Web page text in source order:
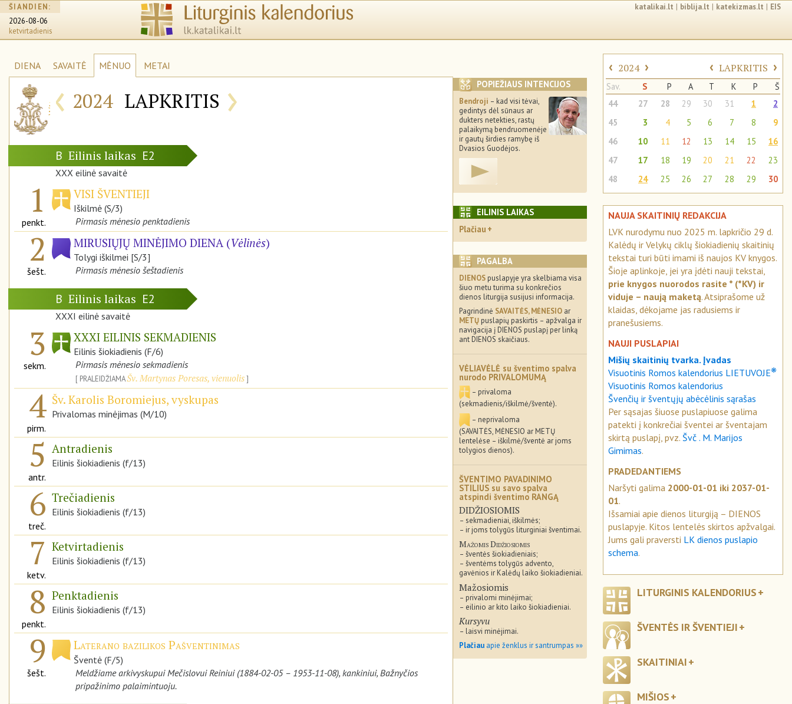
ŠIANDIEN:
2026-08-06
ketvirtadienis
katalikai.lt | biblija.lt | katekizmas.lt | EIS
DIENA SAVAITĖ MĖNUO METAI
‹ 2024 LAPKRITIS ›
B Eilinis laikas E2
XXX eilinė savaitė
1
penkt.
VISI ŠVENTIEJI
Iškilmė (S/3)
Pirmasis mėnesio penktadienis
2
šešt.
MIRUSIŲJŲ MINĖJIMO DIENA (Vėlinės)
Tolygi iškilmei [S/3]
Pirmasis mėnesio šeštadienis
B Eilinis laikas E2
XXXI eilinė savaitė
3
sekm.
XXXI EILINIS SEKMADIENIS
Eilinis šiokiadienis (F/6)
Pirmasis mėnesio sekmadienis
PRALEIDŽIAMAŠv. Martynas Poresas, vienuolis
4
pirm.
Šv. Karolis Boromiejus, vyskupas
Privalomas minėjimas (M/10)
5
antr.
Antradienis
Eilinis šiokiadienis (f/13)
6
treč.
Trečiadienis
Eilinis šiokiadienis (f/13)
7
ketv.
Ketvirtadienis
Eilinis šiokiadienis (f/13)
8
penkt.
Penktadienis
Eilinis šiokiadienis (f/13)
9
šešt.
Laterano bazilikos Pašventinimas
Šventė (F/5)
Meldžiame arkivyskupui Mečislovui Reiniui (1884-02-05 – 1953-11-08), kankiniui, Bažnyčios
pripažinimo palaimintuoju.
POPIEŽIAUS INTENCIJOS
Bendroji – kad visi tėvai,
gedintys dėl sūnaus ar
dukters netekties, rastų
palaikymą bendruomenėje
ir gautų širdies ramybę iš
Dvasios Guodėjos.
EILINIS LAIKAS
Plačiau
PAGALBA
DIENOS puslapyje yra skelbiama visa
šiuo metu turima su konkrečios
dienos liturgija susijusi informacija.
Pagrindinė SAVAITĖS, MĖNESIO ar
METŲ puslapių paskirtis – apžvalga ir
navigacija į DIENOS puslapį per linką
ant DIENOS skaičiaus.
VĖLIAVĖLĖ su šventimo spalva
nurodo PRIVALOMUMĄ
– privaloma
(sekmadienis/iškilmė/šventė).
– neprivaloma
(SAVAITĖS, MĖNESIO ar METŲ
lentelėse – iškilmė/šventė ar joms
tolygios dienos).
ŠVENTIMO PAVADINIMO
STILIUS su savo spalva
atspindi šventimo RANGĄ
DIDŽIOSIOMIS
– sekmadieniai, iškilmės;
– ir joms tolygūs liturginiai šventimai.
Mažomis Didžiosiomis
– šventės šiokiadieniais;
– šventėms tolygūs advento,
gavėnios ir Kalėdų laiko šiokiadieniai.
Mažosiomis
– privalomi minėjimai;
– eilinio ar kito laiko šiokiadieniai.
Kursyvu
– laisvi minėjimai.
Plačiau apie ženklus ir santrumpas »»
‹ 2024 › ‹ LAPKRITIS ›
Sav. S P A T K P
Š
44
27 28 29 30 31 1
2
45
3 4 5 6 7 8
9
46
10 11 12 13 14 15
16
47
17 18 19 20 21 22
23
48
24 25 26 27 28 29 30
NAUJA SKAITINIŲ REDAKCIJA
LVK nurodymu nuo 2025 m. lapkričio 29 d.
Kalėdų ir Velykų ciklų šiokiadienių skaitinių
tekstai turi būti imami iš naujos KV knygos.
Šioje aplinkoje, jei yra įdėti nauji tekstai,
prie knygos nuorodos rasite * (*KV) ir
viduje – naują maketą. Atsiprašome už
klaidas, dėkojame jas radusiems ir
pranešusiems.
NAUJI PUSLAPIAI
Mišių skaitinių tvarka. Įvadas
Visuotinis Romos kalendorius LIETUVOJE❋
Visuotinis Romos kalendorius
Švenčių ir šventųjų abėcėlinis sąrašas
Per sąsajas šiuose puslapiuose galima
patekti į konkrečiai šventei ar šventajam
skirtą puslapį, pvz. Švč . M. Marijos
Gimimas.
PRADEDANTIEMS
Naršyti galima 2000-01-01 iki 2037-01-
01.
Išsamiai apie dienos liturgiją – DIENOS
puslapyje. Kitos lentelės skirtos apžvalgai.
Jums gali praversti LK dienos puslapio
schema.
LITURGINIS KALENDORIUS
ŠVENTĖS IR ŠVENTIEJI
SKAITINIAI
MIŠIOS